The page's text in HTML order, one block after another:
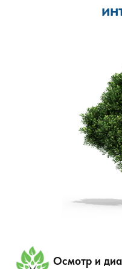
Осмотр и